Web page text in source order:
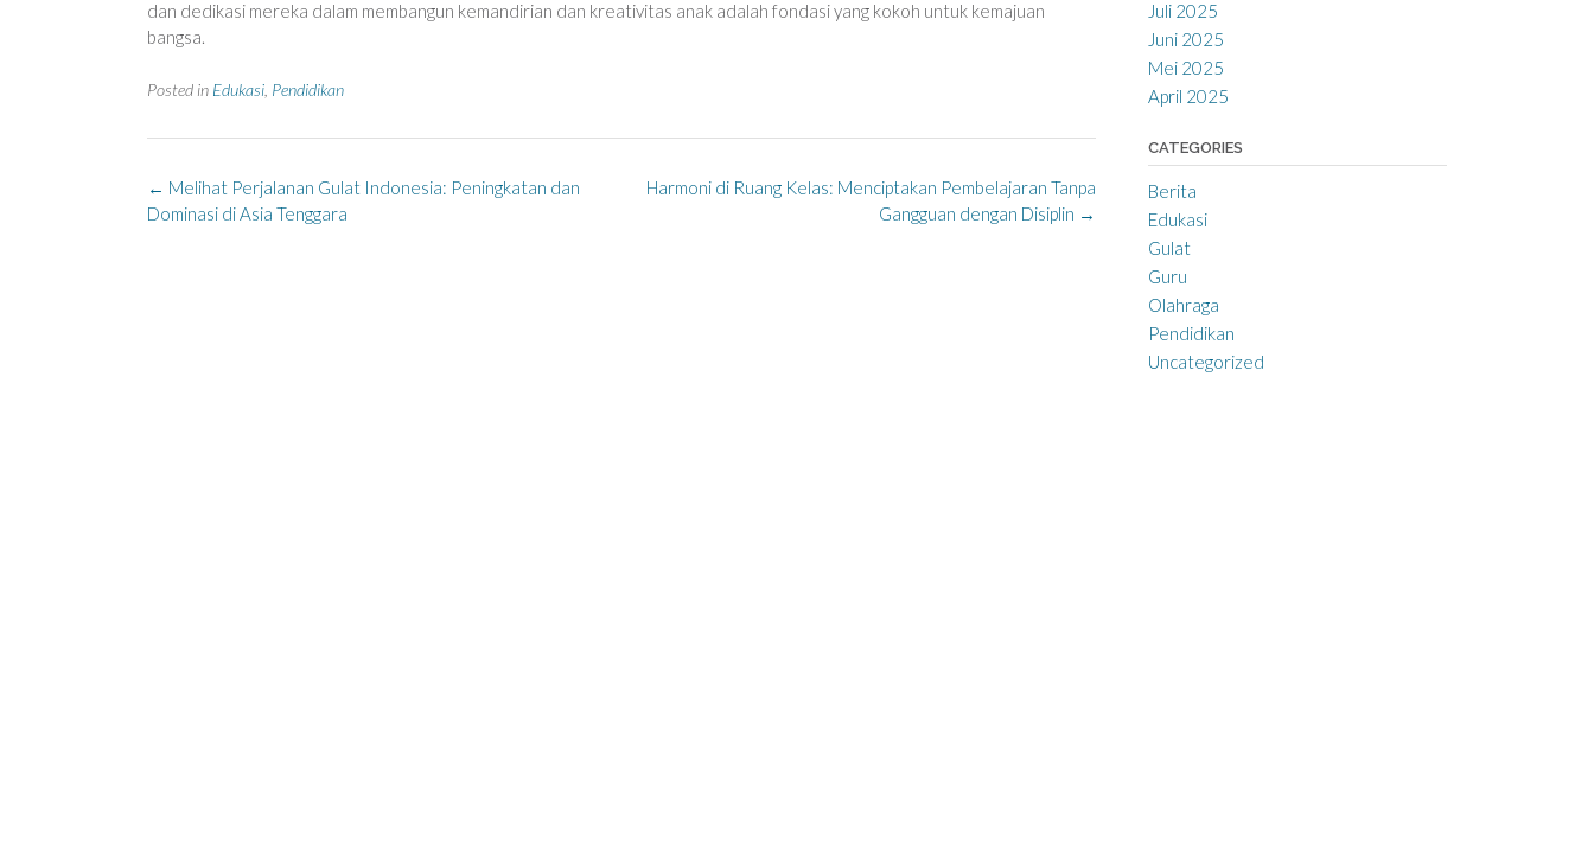
dan dedikasi mereka dalam membangun kemandirian dan kreativitas anak adalah fondasi yang kokoh untuk kemajuan
bangsa.
Posted in Edukasi Pendidikan
Post
navigation
Harmoni di Ruang Kelas: Menciptakan Pembelajaran Tanpa
Gangguan dengan Disiplin →
← Melihat Perjalanan Gulat Indonesia: Peningkatan dan
Dominasi di Asia Tenggara
Juli 2025
Juni 2025
Mei 2025
April 2025
CATEGORIES
Berita
Edukasi
Gulat
Guru
Olahraga
Pendidikan
Uncategorized